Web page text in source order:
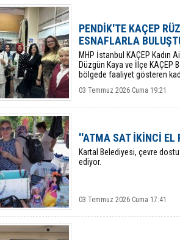
PENDİK'TE KAÇEP
ESNAFLARLA
​MHP İstanbul KAÇEP Kadın
Düzgün Kaya ve İlçe KAÇEP
bölgede faaliyet gösteren
03 Temmuz 2026 Cuma 19:21
''ATMA SAT İKİNCİ EL
Kartal Belediyesi, çevre
ediyor.
03 Temmuz 2026 Cuma 17:41